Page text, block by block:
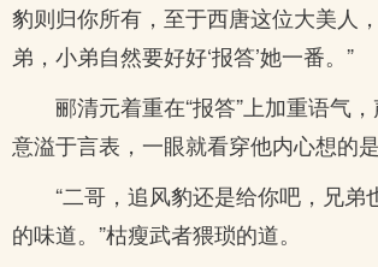
豹则归你所有，至于西唐这位大美人
弟，小弟自然要好好‘报答’她一番。”
郦清元着重在“报答”上加重语气
意溢于言表，一眼就看穿他内心想的是
“二哥，追风豹还是给你吧，兄弟
的味道。”枯瘦武者猥琐的道。